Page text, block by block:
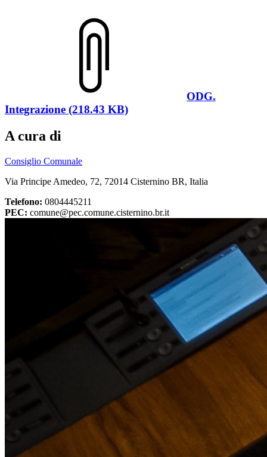
ODG.
Integrazione (218.43 KB)
A cura di
Consiglio Comunale
Via Principe Amedeo, 72, 72014 Cisternino BR, Italia
Telefono: 0804445211
PEC: comune@pec.comune.cisternino.br.it